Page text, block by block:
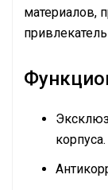
материалов,
корпуса.